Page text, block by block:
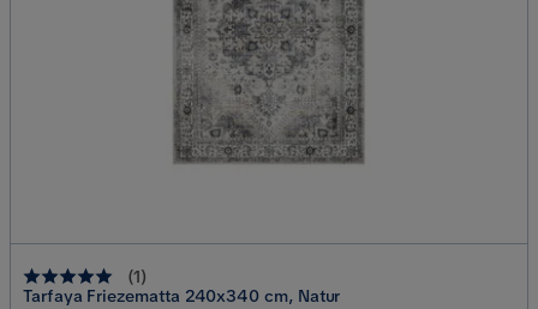
(1)
Tarfaya Friezematta 240x340 cm, Natur